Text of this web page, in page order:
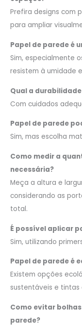
Prefira designs com
para ampliar
Papel de parede é
Sim, especialmente
resistem à umidade
Qual a
Com cuidados
Papel de parede
Sim, mas escolha
Como medir a
necessária?
Meça a altura e
considerando as
total.
É possível aplicar
Sim, utilizando
Papel de parede é
Existem opções
sustentáveis e tintas
Como evitar
parede?